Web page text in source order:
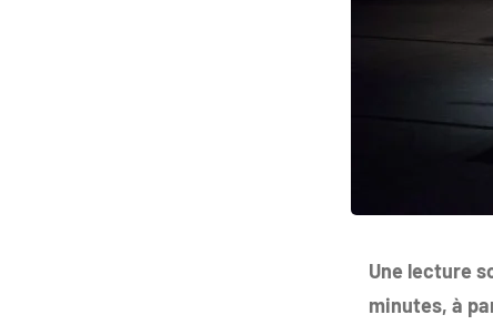
Une lecture
minutes, à